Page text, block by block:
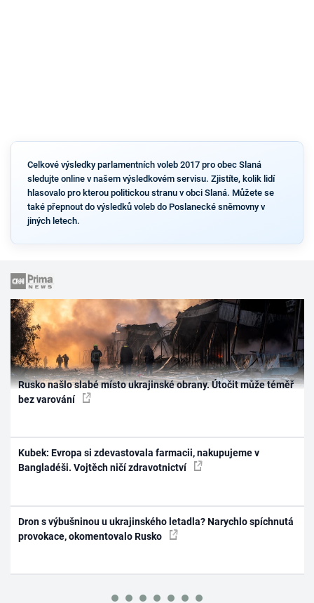
Celkové výsledky parlamentních voleb 2017 pro obec Slaná
sledujte online v našem výsledkovém servisu. Zjistíte, kolik lidí
hlasovalo pro kterou politickou stranu v obci Slaná. Můžete se
také přepnout do výsledků voleb do Poslanecké sněmovny v
jiných letech.
Rusko našlo slabé místo ukrajinské obrany. Útočit může téměř
bez varování
Kubek: Evropa si zdevastovala farmacii, nakupujeme v
Bangladéši. Vojtěch ničí zdravotnictví
Dron s výbušninou u ukrajinského letadla? Narychlo spíchnutá
provokace, okomentovalo Rusko